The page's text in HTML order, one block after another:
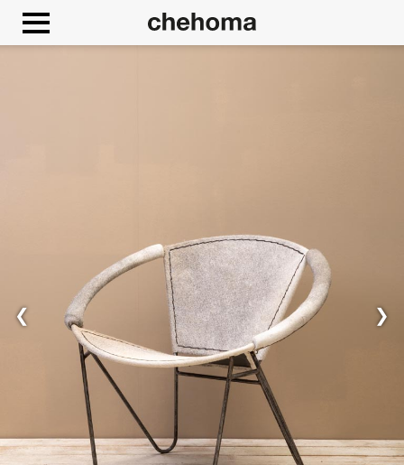
❮ ❯
Google Maps is uitgeschakeld. Toestaan
Cookies beheer paneel